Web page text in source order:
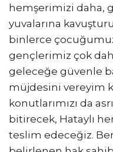
hemşerimizi daha,
yuvalarına
binlerce
gençlerimiz çok
geleceğe güvenle
müjdesini vereyim
konutlarımızı da
bitirecek, Hataylı
teslim edeceğiz.